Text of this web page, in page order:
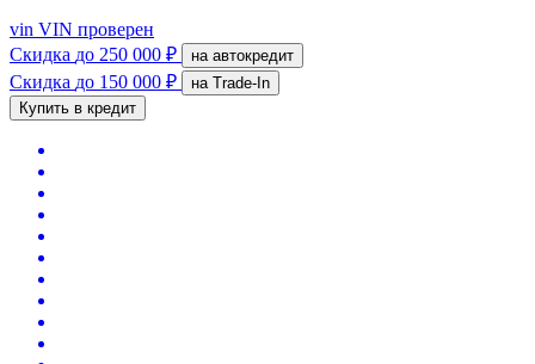
vin VIN проверен
Скидка до 250 000 ₽ на автокредит
Скидка до 150 000 ₽
на Trade-In
Купить в кредит